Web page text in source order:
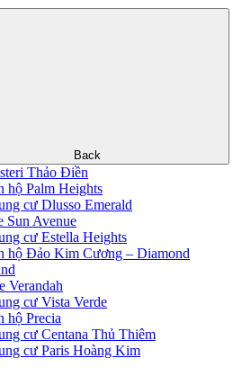
Back
Thảo Điền
hộ Palm Heights
cư Dlusso Emerald
Sun Avenue
cư Estella Heights
hộ Đảo Kim Cương – Diamond
Verandah
cư Vista Verde
hộ Precia
cư Centana Thủ Thiêm
cư Paris Hoàng Kim